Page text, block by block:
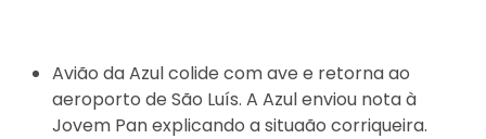
Avião da Azul colide com ave e retorna ao
aeroporto de São Luís. A Azul enviou nota à
Jovem Pan explicando a situaão corriqueira.